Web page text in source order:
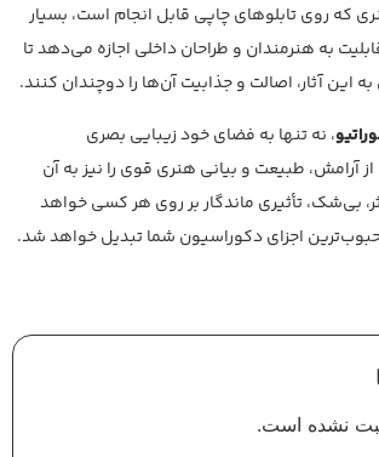
که روی تابلوهای چاپی قابل انجام است، بسیار
به هنرمندان و طراحان داخلی اجازه می‌دهد تا
این آثار، اصالت و جذابیت آن‌ها را دوچندان کنند.
، نه تنها به فضای خود زیبایی بصری
آرامش، طبیعت و بیانی هنری قوی را نیز به آن
بی‌شک، تأثیری ماندگار بر روی هر کسی خواهد
اجزای دکوراسیون شما تبدیل خواهد شد.
نشده است.